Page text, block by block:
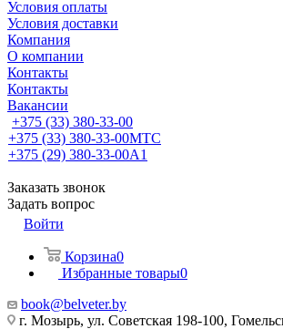
Условия оплаты
Условия доставки
Компания
О компании
Контакты
Контакты
Вакансии
+375 (33) 380-33-00
+375 (33) 380-33-00МТС
+375 (29) 380-33-00А1
Заказать звонок
Задать вопрос
Войти
Корзина0
Избранные товары0
book@belveter.by
г. Мозырь, ул. Советская 198-100,